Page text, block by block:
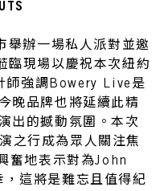
辦一場私人派對並邀
現場以慶祝本次紐約
師強調Bowery Live是
晚品牌也將延續此精
出的撼動氛圍。本次
之行成為眾人關注焦
奮地表示對為John
這將是難忘且值得紀